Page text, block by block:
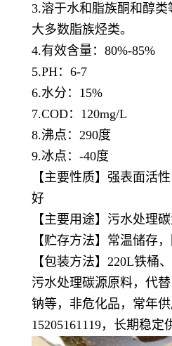
3.溶于水和脂族酮和醇
大多数脂族烃类。
4.有效含量：80%-85%
5.PH：6-7
6.水分：15%
7.COD：120mg/L
8.沸点：290度
9.冰点：-40度
【主要性质】强表面活
好
【主要用途】污水处理
【贮存方法】常温储存
【包装方法】220L铁桶
污水处理碳源原料，代
钠等，非危化品，常年
15205161119，长期稳定